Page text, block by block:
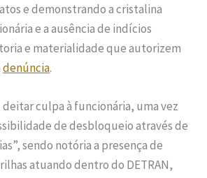
e demonstrando a cristalina
e a ausência de indícios
e materialidade que autorizem
denúncia.
culpa à funcionária, uma vez
de desbloqueio através de
sendo notória a presença de
atuando dentro do DETRAN,